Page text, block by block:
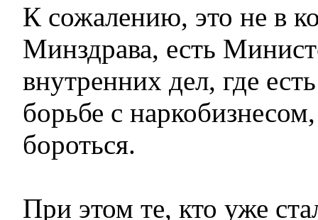
К сожалению, это не в
Минздрава, есть
внутренних дел, где
борьбе с
бороться.
При этом те, кто уже